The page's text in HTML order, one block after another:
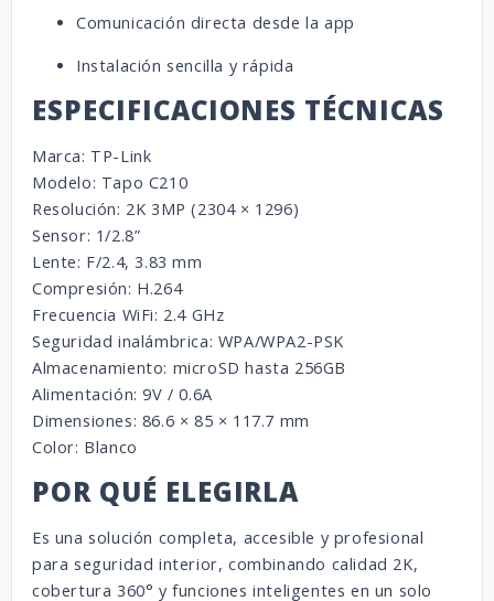
Comunicación directa desde la app
Instalación sencilla y rápida
ESPECIFICACIONES TÉCNICAS
Marca: TP-Link
Modelo: Tapo C210
Resolución: 2K 3MP (2304 × 1296)
Sensor: 1/2.8”
Lente: F/2.4, 3.83 mm
Compresión: H.264
Frecuencia WiFi: 2.4 GHz
Seguridad inalámbrica: WPA/WPA2-PSK
Almacenamiento: microSD hasta 256GB
Alimentación: 9V / 0.6A
Dimensiones: 86.6 × 85 × 117.7 mm
Color: Blanco
POR QUÉ ELEGIRLA
Es una solución completa, accesible y profesional
para seguridad interior, combinando calidad 2K,
cobertura 360° y funciones inteligentes en un solo